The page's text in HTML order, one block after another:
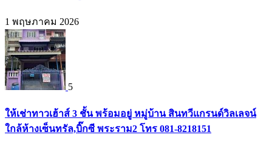
1 พฤษภาคม 2026
5
ให้เช่าทาวเฮ้าส์ 3 ชั้น พร้อมอยู่ หมู่บ้าน สินทวีแกรนด์วิลเลจน์
ใกล้ห้างเซ็นทรัล,บิ๊กซี พระราม2 โทร 081-8218151